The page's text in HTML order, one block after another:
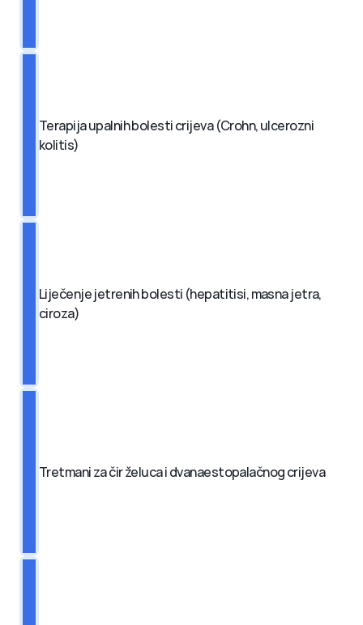
Terapija upalnih bolesti crijeva (Crohn, ulcerozni
kolitis)
Liječenje jetrenih bolesti (hepatitisi, masna jetra,
ciroza)
Tretmani za čir želuca i dvanaestopalačnog crijeva